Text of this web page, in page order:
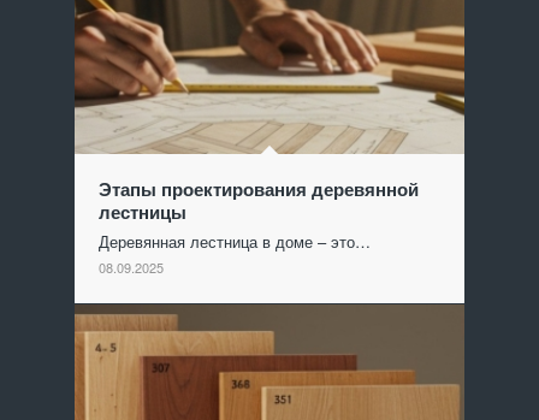
Этапы проектирования деревянной
лестницы
Деревянная лестница в доме – это…
08.09.2025